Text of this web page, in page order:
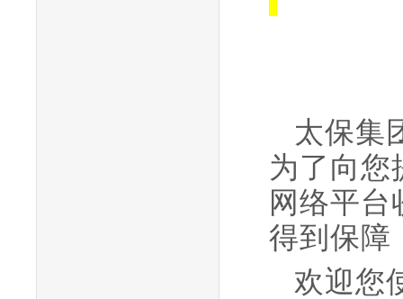
太保集
为了向您
网络平
得到保障
欢迎您